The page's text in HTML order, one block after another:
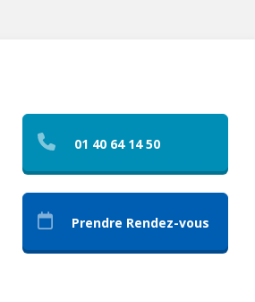
01 40 64 14 50
Prendre Rendez-vous